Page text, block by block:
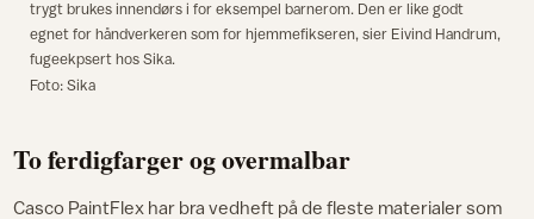
trygt brukes innendørs i for eksempel barnerom. Den er like godt
egnet for håndverkeren som for hjemmefikseren, sier Eivind Handrum,
fugeekpsert hos Sika.
Foto: Sika
To ferdigfarger og overmalbar
Casco PaintFlex har bra vedheft på de fleste materialer som